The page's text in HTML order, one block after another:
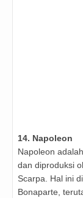
14. Napoleon
Napoleon
dan diproduksi
Scarpa. Hal ini
Bonaparte,